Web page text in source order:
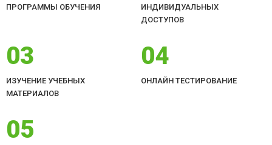
ПРОГРАММЫ ОБУЧЕНИЯ
ИНДИВИДУАЛЬНЫХ
ДОСТУПОВ
03
ИЗУЧЕНИЕ УЧЕБНЫХ
МАТЕРИАЛОВ
04
ОНЛАЙН ТЕСТИРОВАНИЕ
05